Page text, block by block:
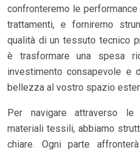
confronteremo le
trattamenti, e forniremo
qualità di un tessuto tecnico
è trasformare una spesa
investimento consapevole e
bellezza al vostro spazio
Per navigare attraverso
materiali tessili, abbiamo
chiare. Ogni parte